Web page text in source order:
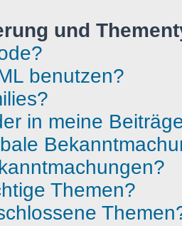
und
benutzen?
in meine
Themen?